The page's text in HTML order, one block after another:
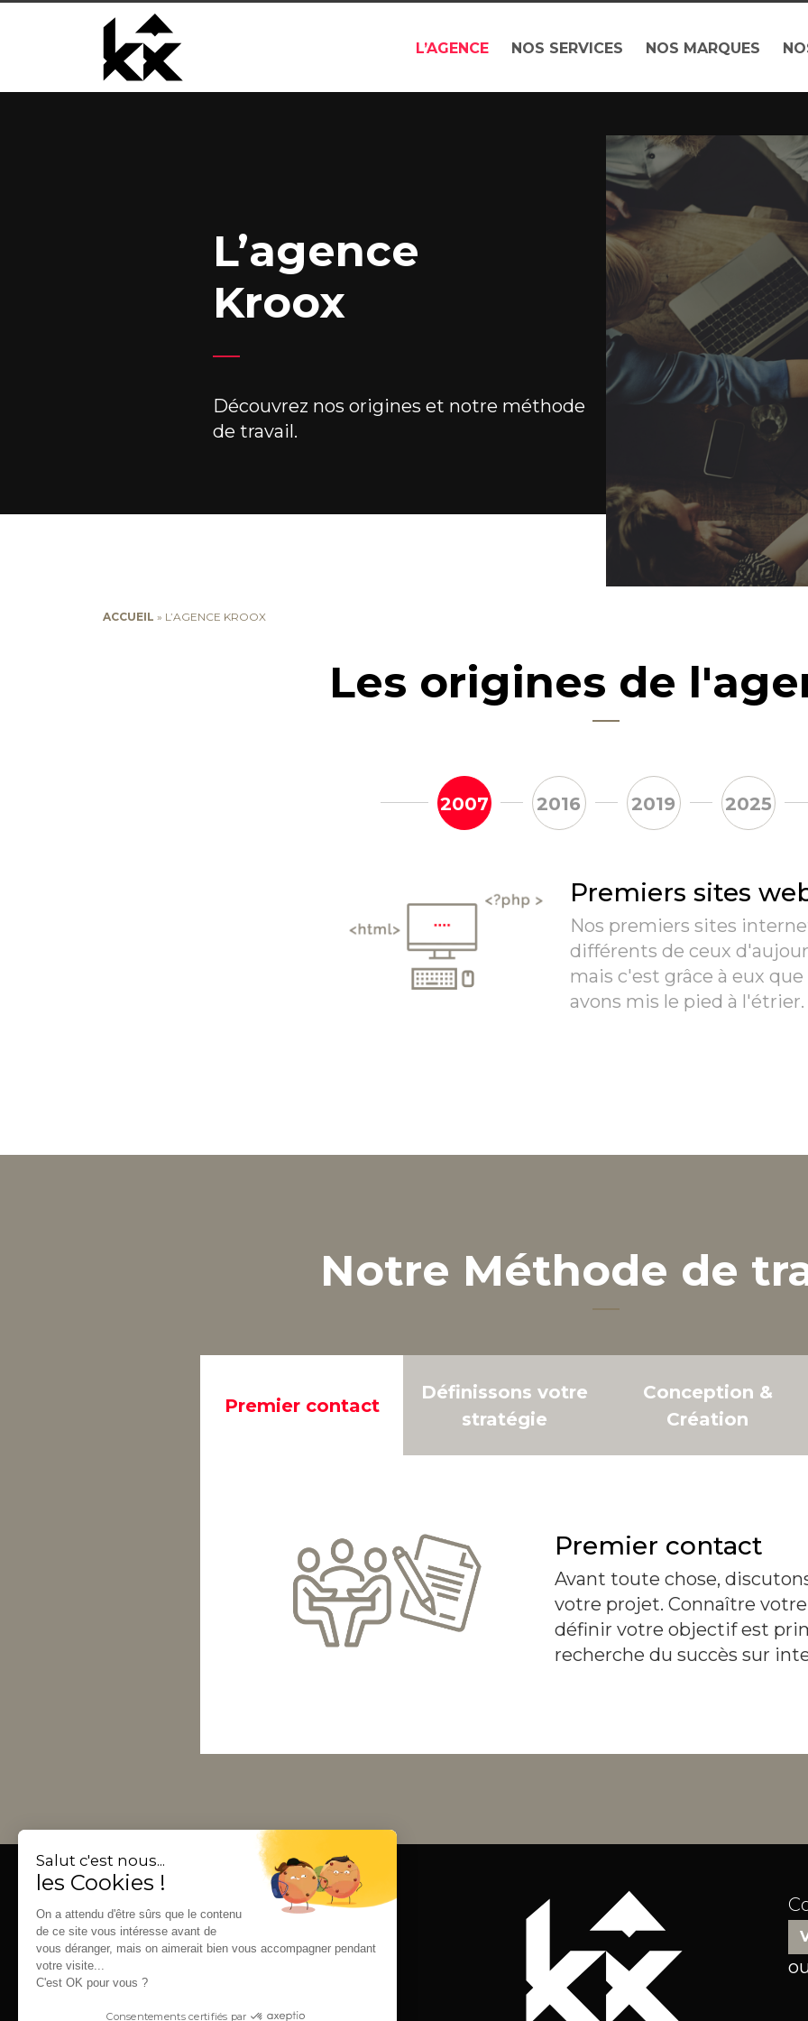
L’AGENCE NOS SERVICES NOS MARQUES
L’agence
Kroox
Découvrez nos origines et notre méthode
de travail.
ACCUEIL » L’AGENCE KROOX
Les origines de
2007 2016 2019 2025
Premiers sites
Nos premiers sites
différents de ceux
mais c'est grâce à eux que
avons mis le pied à l'étrier.
Notre Méthode de
Premier contact
Définissons votre
stratégie
Conception &
Création
Premier contact
Avant toute chose,
votre projet. Connaître
définir votre objectif est
recherche du succès sur
1 allée des Jades
44300 Nantes
Recrutement
Salut c'est nous...
les Cookies !
On a attendu d'être sûrs que le contenu
de ce site vous intéresse avant de
vous déranger, mais on aimerait bien vous accompagner pendant
votre visite...
C'est OK pour vous ?
Consentements certifiés par